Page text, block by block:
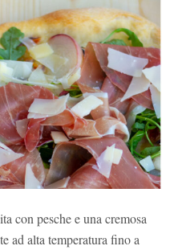
con pesche e una cremosa
ad alta temperatura fino a